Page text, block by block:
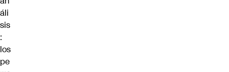
áli
sis
:
los
pe